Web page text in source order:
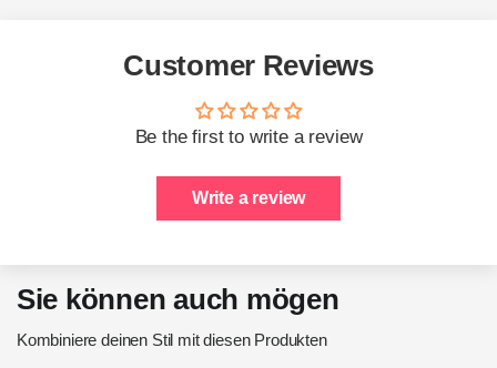
Customer Reviews
Be the first to write a review
Write a review
Sie können auch mögen
Kombiniere deinen Stil mit diesen Produkten